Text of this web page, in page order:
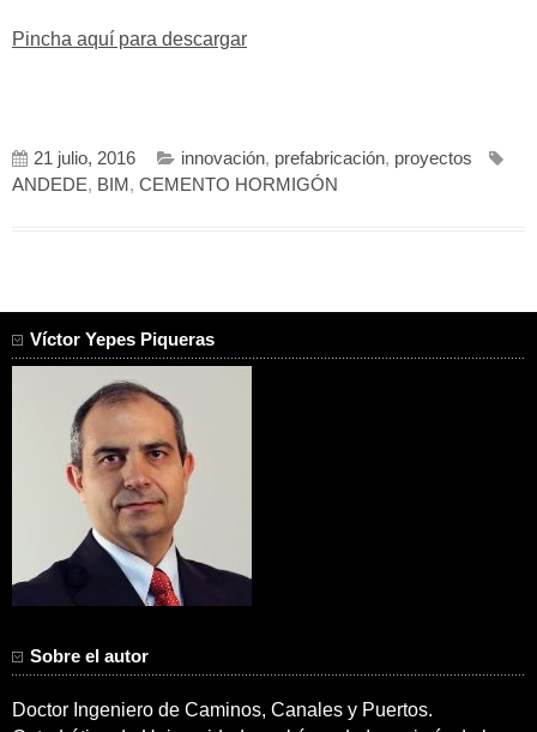
Pincha aquí para descargar
21 julio, 2016 innovación, prefabricación, proyectos
ANDEDE, BIM , CEMENTO HORMIGÓN
Víctor Yepes Piqueras
Sobre el autor
Doctor Ingeniero de Caminos, Canales y Puertos.